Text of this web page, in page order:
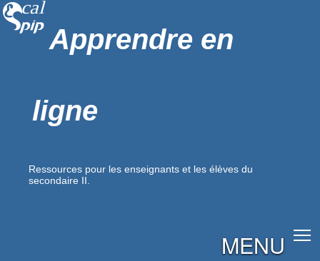
Apprendre en
ligne
Ressources pour les enseignants et les élèves du
secondaire II.
MENU